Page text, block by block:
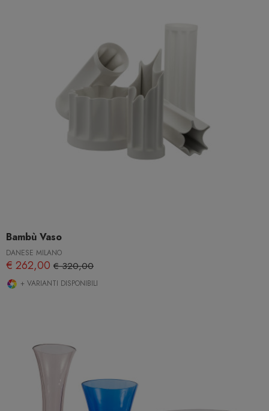
Bambù Vaso
DANESE MILANO
€ 262,00 € 320,00
+ VARIANTI DISPONIBILI